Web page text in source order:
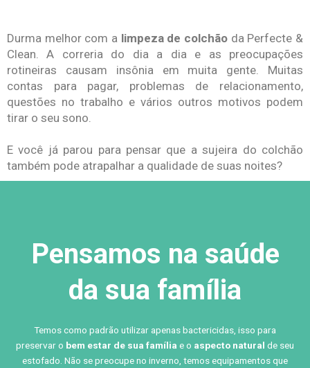
Durma melhor com a limpeza de colchão da Perfecte &
Clean. A correria do dia a dia e as preocupações
rotineiras causam insônia em muita gente. Muitas
contas para pagar, problemas de relacionamento,
questões no trabalho e vários outros motivos podem
tirar o seu sono.
E você já parou para pensar que a sujeira do colchão
também pode atrapalhar a qualidade de suas noites?
Pensamos na saúde
da sua família
Temos como padrão utilizar apenas bactericidas, isso para
preservar o bem estar de sua família e o aspecto natural de seu
estofado. Não se preocupe no inverno, temos equipamentos que